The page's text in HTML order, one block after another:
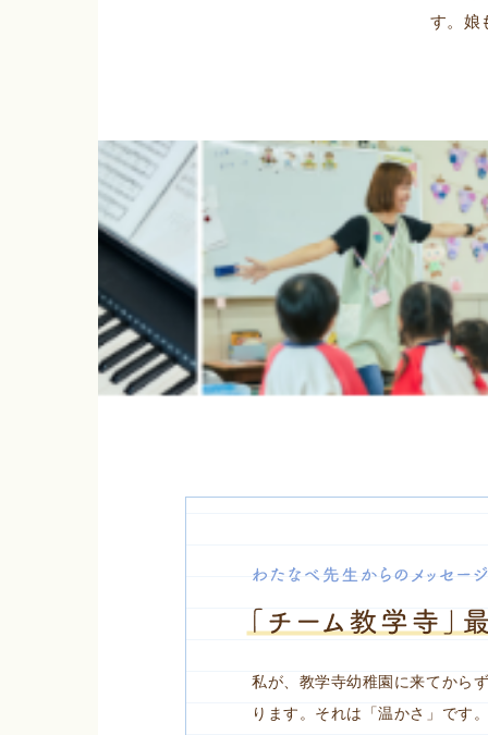
す。娘
私が、教学寺幼稚園に来てから
ります。それは「温かさ」です